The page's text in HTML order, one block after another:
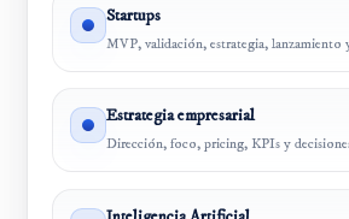
Startups
MVP, validación, estrategia, lanzamiento
Estrategia empresarial
Dirección, foco, pricing, KPIs y